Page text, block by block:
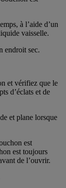
à l’aide d’un
vaisselle.
endroit sec.
et vérifiez que le
d’éclats et de
et plane lorsque
est
est toujours
de l’ouvrir.